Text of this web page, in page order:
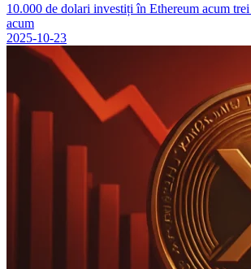
10.000 de dolari investiți în Ethereum acum
acum
2025-10-23